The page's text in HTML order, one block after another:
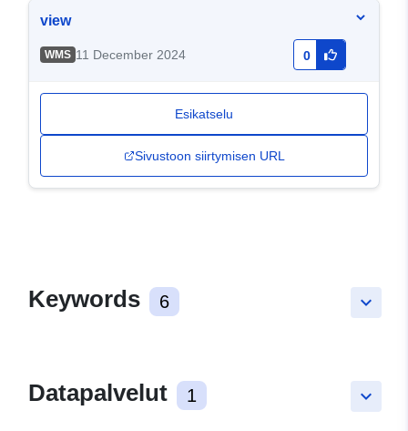
view
WMS 11 December 2024 0
Esikatselu
Sivustoon siirtymisen URL
keyboard_arrow_down
Keywords 6
keyboard_arrow_down
Datapalvelut 1